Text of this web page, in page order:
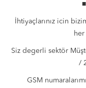
İhtiyaçlarınız icin
Siz degerli sektör
/
GSM